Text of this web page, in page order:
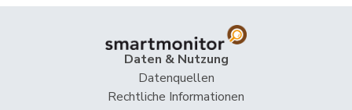
Daten & Nutzung
Datenquellen
Rechtliche Informationen